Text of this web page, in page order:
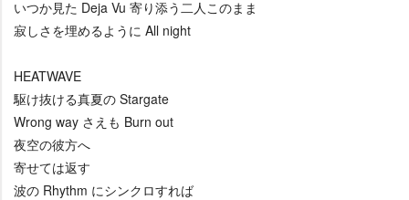
いつか見た Deja Vu 寄り添う二人このまま
寂しさを埋めるように All night
HEATWAVE
駆け抜ける真夏の Stargate
Wrong way さえも Burn out
夜空の彼方へ
寄せては返す
波の Rhythm にシンクロすれば